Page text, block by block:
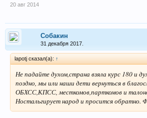
20 авг 2014
Собакин
31 декабря 2017.
lapotj сказал(а): ↑
Не падайте духом,страна взяла курс 180 и
поздно, мы или наши дети вернуться в
ОБХСС,КПСС, месткомов,парткомов и
Ностальгирует народ и просится обратно.